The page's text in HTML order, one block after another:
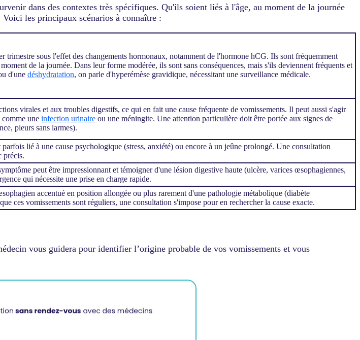
dans des contextes très spécifiques. Qu'ils soient liés à l'âge, au moment de la journée
les principaux scénarios à connaître :
trimestre sous l'effet des changements hormonaux, notamment de l'hormone hCG. Ils sont fréquemment
de la journée. Dans leur forme modérée, ils sont sans conséquences, mais s'ils deviennent fréquents et
d'une déshydratation, on parle d'hyperémèse gravidique, nécessitant une surveillance médicale.
virales et aux troubles digestifs, ce qui en fait une cause fréquente de vomissements. Il peut aussi s'agir
une infection urinaire ou une méningite. Une attention particulière doit être portée aux signes de
pleurs sans larmes).
lié à une cause psychologique (stress, anxiété) ou encore à un jeûne prolongé. Une consultation
précis.
peut être impressionnant et témoigner d'une lésion digestive haute (ulcère, varices œsophagiennes,
qui nécessite une prise en charge rapide.
accentué en position allongée ou plus rarement d'une pathologie métabolique (diabète
ces vomissements sont réguliers, une consultation s'impose pour en rechercher la cause exacte.
vous guidera pour identifier l’origine probable de vos vomissements et vous